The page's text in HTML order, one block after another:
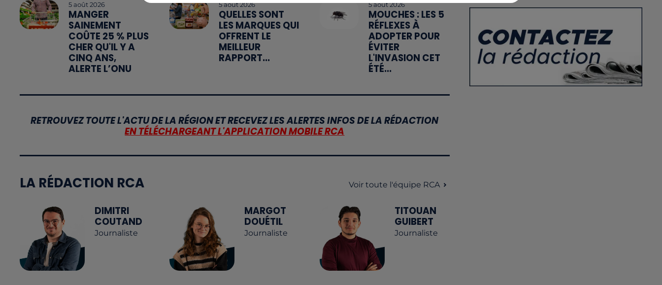
5 août 2026
MANGER
SAINEMENT
COÛTE 25 % PLUS
CHER QU'IL Y A
CINQ ANS,
ALERTE L’ONU
5 août 2026
QUELLES SONT
LES MARQUES QUI
OFFRENT LE
MEILLEUR
RAPPORT...
5 août 2026
MOUCHES : LES 5
RÉFLEXES À
ADOPTER POUR
ÉVITER
L'INVASION CET
ÉTÉ...
RETROUVEZ TOUTE L'ACTU DE LA RÉGION ET RECEVEZ LES ALERTES INFOS DE LA RÉDACTION
EN TÉLÉCHARGEANT L'APPLICATION MOBILE RCA
LA RÉDACTION RCA Voir toute l'équipe RCA
DIMITRI
COUTAND
Journaliste
MARGOT
DOUÉTIL
Journaliste
TITOUAN
GUIBERT
Journaliste